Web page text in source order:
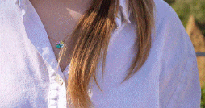
Articolo precedente